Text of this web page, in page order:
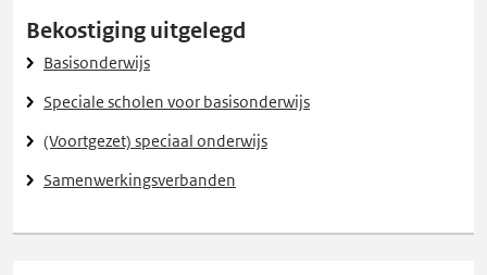
Bekostiging uitgelegd
Basisonderwijs
Speciale scholen voor basisonderwijs
(Voortgezet) speciaal onderwijs
Samenwerkingsverbanden